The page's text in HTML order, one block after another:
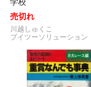
学校
売切れ
川越しゅくこ
ブイツーソリューション